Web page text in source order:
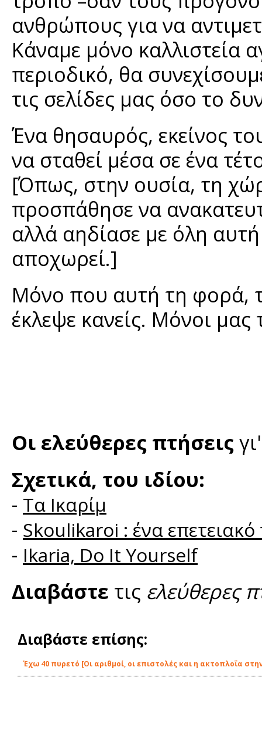
ανθρώπους για να
Κάναμε μόνο καλλιστεία
περιοδικό, θα
τις σελίδες μας όσο το
Ένα θησαυρός, εκείνος
να σταθεί μέσα σε ένα
[Όπως, στην ουσία, τη
προσπάθησε να
αλλά αηδίασε με όλη
αποχωρεί.]
Μόνο που αυτή τη φορά,
έκλεψε κανείς. Μόνοι μας
Οι ελεύθερες πτήσεις
Σχετικά, του ιδίου:
- Τα Ικαρίμ
- Skoulikaroi : ένα επετειακό
- Ikaria, Do It Yourself
Διαβάστε τις ελεύθερες
Διαβάστε επίσης:
Έχω 40 πυρετό [Οι αριθμοί, οι επιστολές και η ακτοπλοΐα